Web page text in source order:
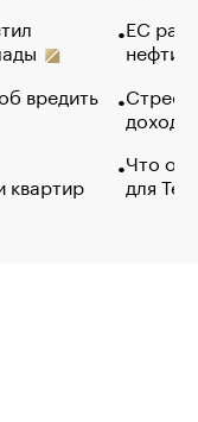
вредить
квартир
ЕС
нефти
Что
для